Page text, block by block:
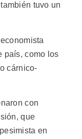
tuvo un
país, como los
cárnico-
con
que
en